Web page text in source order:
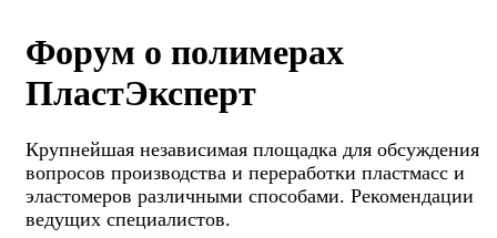
Форум о полимерах
ПластЭксперт
Крупнейшая независимая площадка для обсуждения
вопросов производства и переработки пластмасс и
эластомеров различными способами. Рекомендации
ведущих специалистов.